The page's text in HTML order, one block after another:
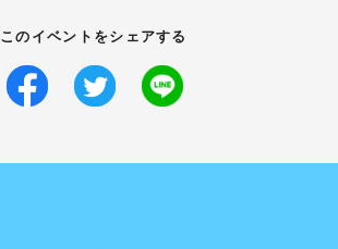
このイベントをシェアする